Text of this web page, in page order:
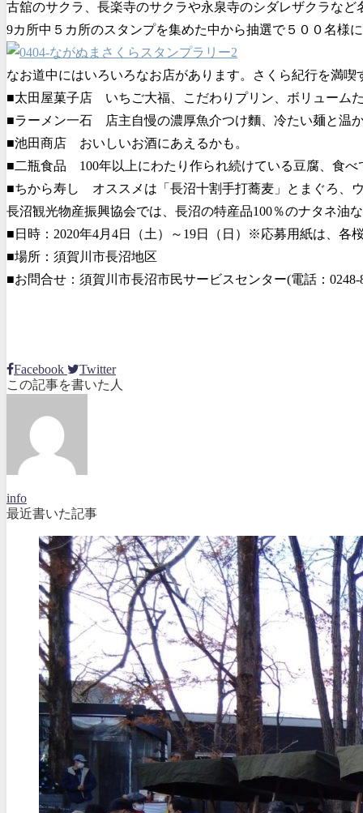
古舘のサクラ、長楽寺のサクラや永泉寺のシダレザクラな
9カ所中５カ所のスタンプを集めた中から抽選で５００名様
なお道中にはいろいろなお店があります。さくら紀行を満
■太田屋菓子店 いちご大福、こだわりプリン、ボリューム
■ラーメン一石 店主自慢の濃厚魚介つけ麵、冷たい麺と温
■池田商店 おいしいお酒にあえるかも。
■二瓶食品 100年以上にわたり作られ続けている豆腐、食べ
■ちから寿し オススメは「長沼十割手打蕎麦」とまぐろ、
長沼観光物産振興協会では、長沼の特産品100％のナタネ油
■日時：2020年4月4日（土）～19日（日）※応募用紙は、各
■場所：須賀川市長沼地区
■お問合せ：須賀川市長沼市民サービスセンター(電話：0248-
Facebook
Twitter
この記事を書いた人
info
最近書いた記事